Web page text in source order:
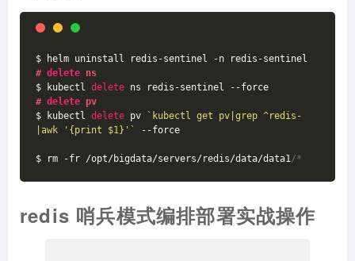
$ helm uninstall redis-sentinel -n redis-sentinel
# delete ns
$ kubectl delete ns redis-sentinel --force
# delete pv
$ kubectl delete pv
`kubectl get pv|grep ^redis-
|awk '{print $1}'`
--force
$ rm -fr /opt/bigdata/servers/redis/data/data1 /*
redis 哨兵模式编排部署实战操作